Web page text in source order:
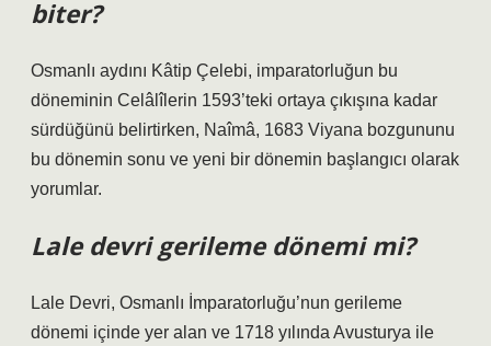
biter?
Osmanlı aydını Kâtip Çelebi, imparatorluğun bu
döneminin Celâlîlerin 1593’teki ortaya çıkışına kadar
sürdüğünü belirtirken, Naîmâ, 1683 Viyana bozgununu
bu dönemin sonu ve yeni bir dönemin başlangıcı olarak
yorumlar.
Lale devri gerileme dönemi mi?
Lale Devri, Osmanlı İmparatorluğu’nun gerileme
dönemi içinde yer alan ve 1718 yılında Avusturya ile